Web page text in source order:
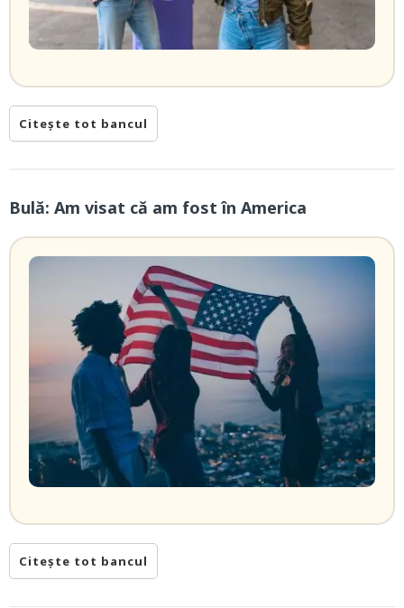
Citește tot bancul
Bulă: Am visat că am fost în America
Citește tot bancul